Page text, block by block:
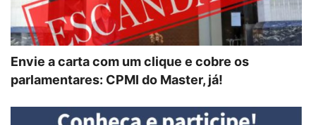
Envie a carta com um clique e cobre os
parlamentares: CPMI do Master, já!